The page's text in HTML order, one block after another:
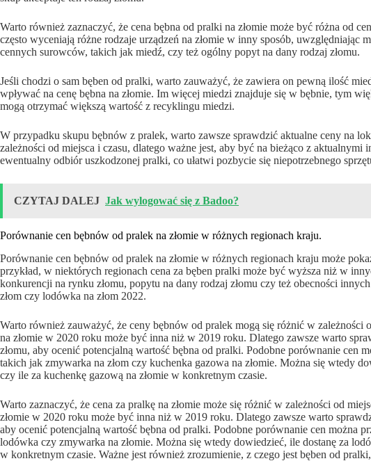
Warto również zaznaczyć, że cena bębna od pralki na złomie może być różna od
często wyceniają różne rodzaje urządzeń na złomie w inny sposób, uwzględniając
cennych surowców, takich jak miedź, czy też ogólny popyt na dany rodzaj złomu.
Jeśli chodzi o sam bęben od pralki, warto zauważyć, że zawiera on pewną ilość
wpływać na cenę bębna na złomie. Im więcej miedzi znajduje się w bębnie, tym
mogą otrzymać większą wartość z recyklingu miedzi.
W przypadku skupu bębnów z pralek, warto zawsze sprawdzić aktualne ceny na
zależności od miejsca i czasu, dlatego ważne jest, aby być na bieżąco z
ewentualny odbiór uszkodzonej pralki, co ułatwi pozbycie się niepotrzebnego
CZYTAJ DALEJ Jak wylogować się z Badoo?
Porównanie cen bębnów od pralek na złomie w różnych regionach kraju.
Porównanie cen bębnów od pralek na złomie w różnych regionach kraju może
przykład, w niektórych regionach cena za bęben pralki może być wyższa niż w
konkurencji na rynku złomu, popytu na dany rodzaj złomu czy też obecności
złom czy lodówka na złom 2022.
Warto również zauważyć, że ceny bębnów od pralek mogą się różnić w zależności
na złomie w 2020 roku może być inna niż w 2019 roku. Dlatego zawsze warto
złomu, aby ocenić potencjalną wartość bębna od pralki. Podobne porównanie cen
takich jak zmywarka na złom czy kuchenka gazowa na złomie. Można się wtedy
czy ile za kuchenkę gazową na złomie w konkretnym czasie.
Warto zaznaczyć, że cena za pralkę na złomie może się różnić w zależności od
złomie w 2020 roku może być inna niż w 2019 roku. Dlatego zawsze warto
aby ocenić potencjalną wartość bębna od pralki. Podobne porównanie cen można
lodówka czy zmywarka na złomie. Można się wtedy dowiedzieć, ile dostanę za
w konkretnym czasie. Ważne jest również zrozumienie, z czego jest bęben od